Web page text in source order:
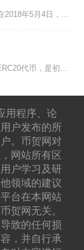
LOOM币历史最高价为0.7744美元，价格峰值落地在2018年5月4日，折合人民币约5.
YAMv2是DeFi项目YamFinance推出的临时过渡型ERC20代币，是初代YAMv
用程序、论
户发布的所
。币贺网对
网站所有区
户学习及研
领域的建议
台在本网站
贺网无关。
致的任何损
，并自行承